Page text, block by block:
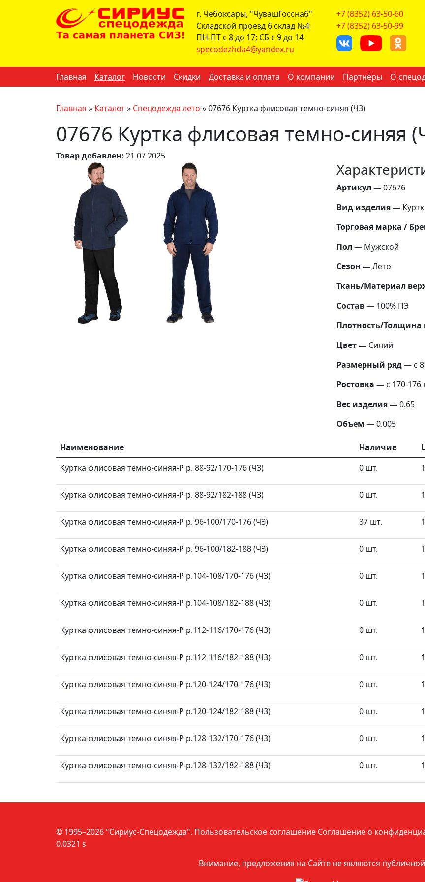
г. Чебоксары, "ЧувашГосснаб"
Складской проезд 6 склад №4
ПН-ПТ с 8 до 17; СБ с 9 до 14
specodezhda4@yandex.ru
+7 (8352) 63-50-60
+7 (8352) 63-50-99
Главная Каталог Новости Скидки Доставка и оплата О компании Партнёры О
Главная » Каталог» Спецодежда лето »07676 Куртка флисовая темно-синяя (ЧЗ)
07676 Куртка флисовая темно-синяя
Товар добавлен: 21.07.2025
Артикул —07676
Вид изделия —
Торговая марка /
Пол — Мужской
Сезон —Лето
Ткань/Материал
Состав — 100% ПЭ
Плотность/
Цвет — Синий
Размерный ряд — с
Ростовка — с 170-176
Вес изделия —0.65
Объем —0.005
Наименование Наличие
Куртка флисовая темно-синяя-Р р. 88-92/170-176 (ЧЗ)
0 шт.
Куртка флисовая темно-синяя-Р р. 88-92/182-188 (ЧЗ) 0 шт.
Куртка флисовая темно-синяя-Р р. 96-100/170-176 (ЧЗ) 37 шт.
Куртка флисовая темно-синяя-Р р. 96-100/182-188 (ЧЗ) 0 шт.
Куртка флисовая темно-синяя-Р р.104-108/170-176 (ЧЗ) 0 шт.
Куртка флисовая темно-синяя-Р р.104-108/182-188 (ЧЗ) 0 шт.
Куртка флисовая темно-синяя-Р р.112-116/170-176 (ЧЗ) 0 шт.
Куртка флисовая темно-синяя-Р р.112-116/182-188 (ЧЗ) 0 шт.
Куртка флисовая темно-синяя-Р р.120-124/170-176 (ЧЗ) 0 шт.
Куртка флисовая темно-синяя-Р р.120-124/182-188 (ЧЗ) 0 шт.
Куртка флисовая темно-синяя-Р р.128-132/170-176 (ЧЗ) 0 шт.
Куртка флисовая темно-синяя-Р р.128-132/182-188 (ЧЗ) 0 шт.
© 1995–2026 "Сириус-Спецодежда". Пользовательское соглашение Соглашение о
0.0321 s
Внимание, предложения на Сайте не являются